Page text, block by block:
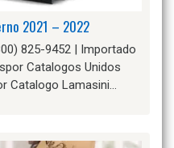
2021 – 2022
825-9452 | Importado
Catalogos Unidos
Catalogo Lamasini…